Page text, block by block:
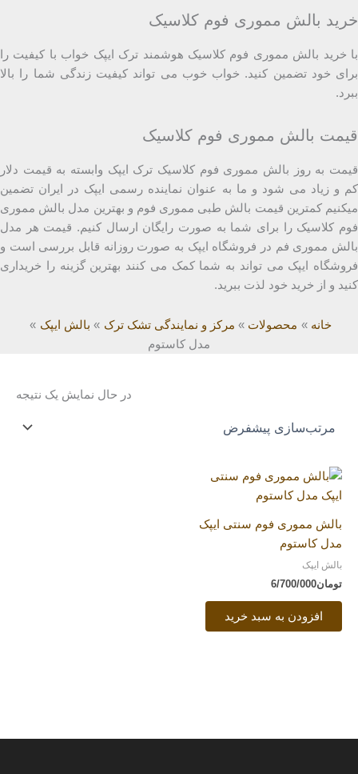
خرید بالش مموری فوم کلاسیک
با خرید بالش مموری فوم کلاسیک هوشمند ترک ایپک خواب با کیفیت را
برای خود تضمین کنید. خواب خوب می تواند کیفیت زندگی شما را بالا
ببرد.
قیمت بالش مموری فوم کلاسیک
قیمت به روز بالش مموری فوم کلاسیک ترک ایپک وابسته به قیمت دلار
کم و زیاد می شود و ما به عنوان نماینده رسمی ایپک در ایران تضمین
میکنیم کمترین قیمت بالش طبی مموری فوم و بهترین مدل بالش مموری
فوم کلاسیک را برای شما به صورت رایگان ارسال کنیم. قیمت هر مدل
بالش مموری فم در فروشگاه ایپک به صورت روزانه قابل بررسی است و
فروشگاه ایپک می تواند به شما کمک می کنند بهترین گزینه را خریداری
کنید و از خرید خود لذت ببرید.
خانه محصولات مرکز و نمایندگی تشک ترک
بالش ایپک
مدل کاستوم
در حال نمایش یک نتیجه
بالش مموری فوم سنتی ایپک
مدل کاستوم
بالش ایپک
تومان6/700/000
افزودن به سبد خرید